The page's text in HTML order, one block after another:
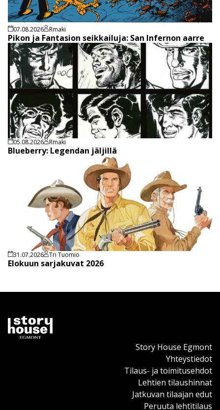
07.08.2026 Rmaki
Pikon ja Fantasion seikkailuja: San Infernon aarre
05.08.2026 Rmaki
Blueberry: Legendan jäljillä
31.07.2026 Tri Tuomio
Elokuun sarjakuvat 2026
Story House Egmont
Yhteystiedot
Tilaus- ja toimitusehdot
Lehtien tilaushinnat
Jatkuvan tilaajan edut
Peruuta lehtitilaus